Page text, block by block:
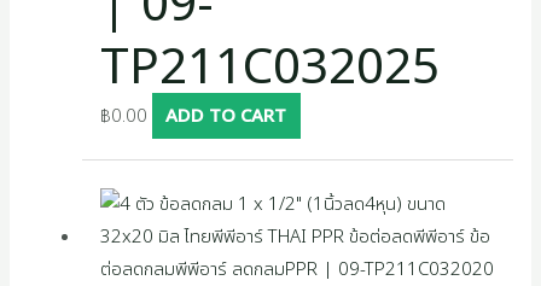
TP211C032025
฿0.00 ADD TO CART